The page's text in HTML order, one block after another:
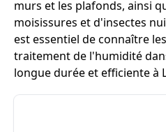
murs et les plafonds, ainsi
moisissures et d'insectes
est essentiel de connaître
traitement de l'humidité
longue durée et efficiente à